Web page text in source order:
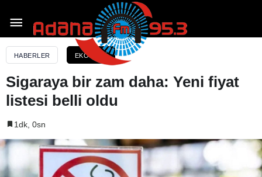
HABERLER EKONOMI
Sigaraya bir zam daha: Yeni fiyat
listesi belli oldu
1dk, 0sn
Sigaraya bir zam daha: Yeni fiyat listesi belli oldu